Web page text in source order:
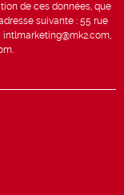
de ces données, que
suivante : 55 rue